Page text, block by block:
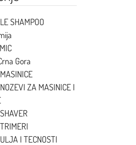
SHAMPOO
Gora
ZA MASINICE I
I TECNOSTI